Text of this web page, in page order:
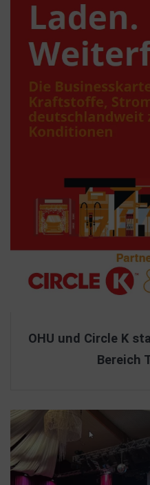
OHU und Circle K
Bereich